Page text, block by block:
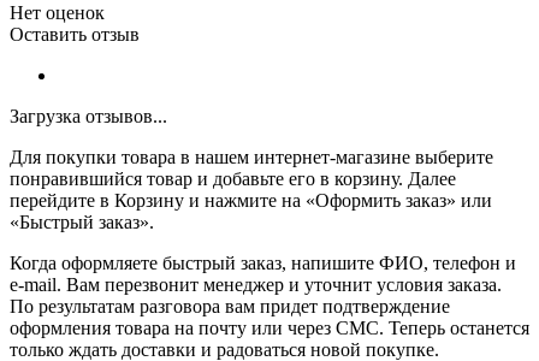
Нет оценок
Оставить отзыв
Загрузка отзывов...
Для покупки товара в нашем интернет-магазине выберите
понравившийся товар и добавьте его в корзину. Далее
перейдите в Корзину и нажмите на «Оформить заказ» или
«Быстрый заказ».
Когда оформляете быстрый заказ, напишите ФИО, телефон и
e-mail. Вам перезвонит менеджер и уточнит условия заказа.
По результатам разговора вам придет подтверждение
оформления товара на почту или через СМС. Теперь останется
только ждать доставки и радоваться новой покупке.